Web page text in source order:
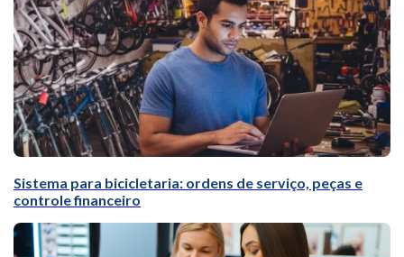
Sistema para bicicletaria: ordens de serviço, peças e
controle financeiro